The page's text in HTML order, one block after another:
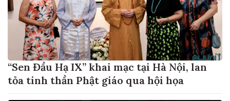
“Sen Đầu Hạ IX” khai mạc tại Hà Nội, lan
tỏa tinh thần Phật giáo qua hội họa